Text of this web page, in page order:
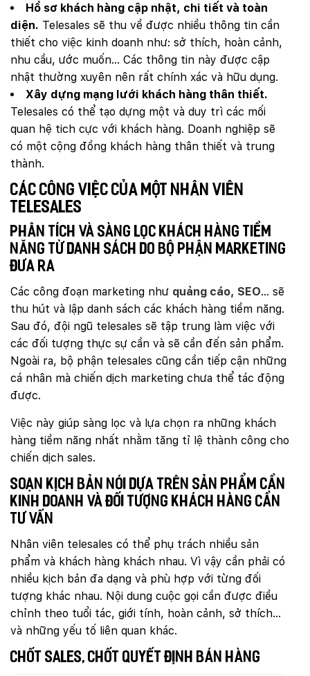
Hồ sơ khách hàng cập nhật, chi tiết và toàn
diện. Telesales sẽ thu về được nhiều thông tin cần
thiết cho việc kinh doanh như: sở thích, hoàn cảnh,
nhu cầu, ước muốn… Các thông tin này được cập
nhật thường xuyên nên rất chính xác và hữu dụng.
Xây dựng mạng lưới khách hàng thân thiết.
Telesales có thể tạo dựng một và duy trì các mối
quan hệ tich cực với khách hàng. Doanh nghiệp sẽ
có một cộng đồng khách hàng thân thiết và trung
thành.
Các công việc của một nhân viên
telesales
Phân tích và sàng lọc khách hàng tiềm
năng từ danh sách do bộ phận marketing
đưa ra
Các công đoạn marketing như quảng cáo, SEO… sẽ
thu hút và lập danh sách các khách hàng tiềm năng.
Sau đó, đội ngũ telesales sẽ tập trung làm việc với
các đối tượng thực sự cần và sẽ cần đến sản phẩm.
Ngoài ra, bộ phận telesales cũng cần tiếp cận những
cá nhân mà chiến dịch marketing chưa thể tác động
được.
Việc này giúp sàng lọc và lựa chọn ra những khách
hàng tiềm năng nhất nhằm tăng tỉ lệ thành công cho
chiến dịch sales.
Soạn kịch bản nói dựa trên sản phẩm cần
kinh doanh và đối tượng khách hàng cần
tư vấn
Nhân viên telesales có thể phụ trách nhiều sản
phẩm và khách hàng khách nhau. Vì vậy cần phải có
nhiều kịch bản đa dạng và phù hợp với từng đối
tượng khác nhau. Nội dung cuộc gọi cần được điều
chỉnh theo tuổi tác, giới tính, hoàn cảnh, sở thích…
và những yếu tố liên quan khác.
Chốt sales, chốt quyết định bán hàng